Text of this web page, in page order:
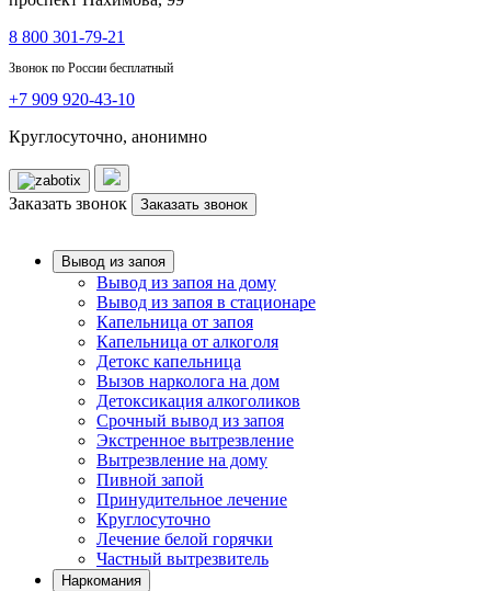
8 800 301-79-21
Звонок по России бесплатный
+7 909 920-43-10
Круглосуточно, анонимно
Заказать звонок Заказать звонок
Вывод из запоя
Вывод из запоя на дому
Вывод из запоя в стационаре
Капельница от запоя
Капельница от алкоголя
Детокс капельница
Вызов нарколога на дом
Детоксикация алкоголиков
Срочный вывод из запоя
Экстренное вытрезвление
Вытрезвление на дому
Пивной запой
Принудительное лечение
Круглосуточно
Лечение белой горячки
Частный вытрезвитель
Наркомания